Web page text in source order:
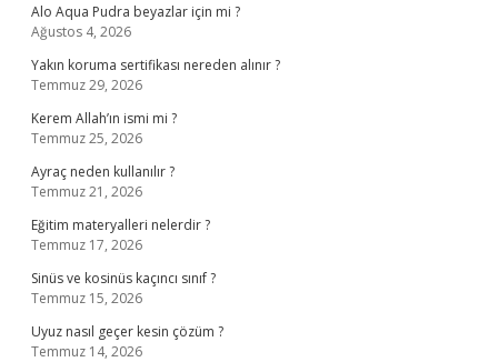
Alo Aqua Pudra beyazlar için mi ?
Ağustos 4, 2026
Yakın koruma sertifikası nereden alınır ?
Temmuz 29, 2026
Kerem Allah’ın ismi mi ?
Temmuz 25, 2026
Ayraç neden kullanılır ?
Temmuz 21, 2026
Eğitim materyalleri nelerdir ?
Temmuz 17, 2026
Sinüs ve kosinüs kaçıncı sınıf ?
Temmuz 15, 2026
Uyuz nasıl geçer kesin çözüm ?
Temmuz 14, 2026